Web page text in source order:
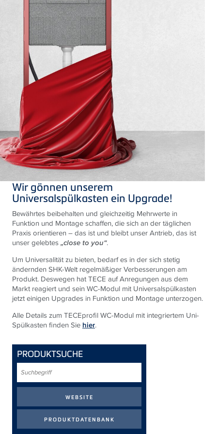
Wir gönnen unserem
Universalspülkasten ein Upgrade!
Bewährtes beibehalten und gleichzeitig Mehrwerte in
Funktion und Montage schaffen, die sich an der täglichen
Praxis orientieren – das ist und bleibt unser Antrieb, das ist
unser gelebtes„close to you“.
Um Universalität zu bieten, bedarf es in der sich stetig
ändernden SHK-Welt regelmäßiger Verbesserungen am
Produkt. Deswegen hatTECE auf Anregungen aus dem
Markt reagiert und sein WC-Modul mit Universalspülkasten
jetzt einigen Upgrades in Funktion und Montage unterzogen.
Alle Details zum TECEprofil WC-Modul mit integriertem Uni-
Spülkasten finden Sie hier.
PRODUKTSUCHE